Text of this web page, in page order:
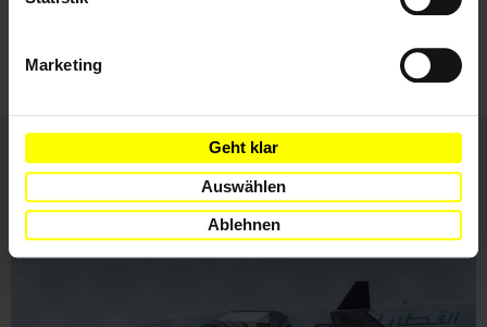
Marketing
Geht klar
Auswählen
Ablehnen
gelesen und stimme
Weitere Artikel